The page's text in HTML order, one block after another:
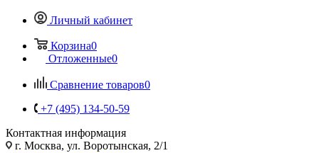
Личный кабинет
Корзина0
Отложенные0
Сравнение товаров0
+7 (495) 134-50-59
Контактная информация
г. Москва, ул. Воротынская, 2/1